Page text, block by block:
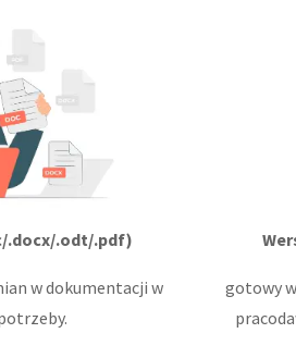
.docx/.odt/.pdf)
w dokumentacji w
gotowy